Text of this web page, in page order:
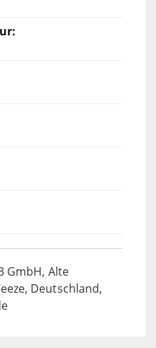
GmbH, Alte
Deutschland,